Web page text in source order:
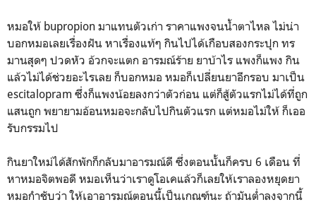
หมอให้ bupropion มาแทนตัวเก่า ราคาแพงจนน้ำตาไหล ไม่น่า
บอกหมอเลยเรื่องฝัน หาเรื่องแท้ๆ กินไปได้เกือบสองกระปุก ทร
มานสุดๆ ปวดหัว อ้วกจะแตก อารมณ์ร้าย ยาบ้าไร แพงก็แพง กิน
แล้วไม่ได้ช่วยอะไรเลย ก็บอกหมอ หมอก็เปลี่ยนยาอีกรอบ มาเป็น
escitalopram ซึ่งก็แพงน้อยลงกว่าตัวก่อน แต่ก็สู้ตัวแรกไม่ได้ที่ถูก
แสนถูก พยายามอ้อนหมอจะกลับไปกินตัวแรก แต่หมอไม่ให้ ก็เออ
รับกรรมไป
กินยาใหม่ได้สักพักก็กลับมาอารมณ์ดี ซึ่งตอนนั้นก็ครบ 6 เดือน ที่
หาหมอจิตพอดี หมอเห็นว่าเราดูโอเคแล้วก็เลยให้เราลองหยุดยา
หมอกำชับว่า ให้เอาอารมณ์ตอนนี้เป็นเกณฑ์นะ ถ้ามันต่ำลงจากนี้